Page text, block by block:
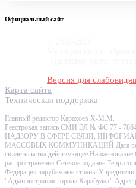
Официальный сайт
Версия для
Карта сайта
Техническая поддержка
Главный редактор Карахоев Х-М.М.
Реестровая запись СМИ ЭЛ № ФС 77 -
НАДЗОРУ В СФЕРЕ СВЯЗИ,
МАССОВЫХ КОММУНИКАЦИЙ Дата
свидетельства действующее
распространения Сетевое издание
Федерация зарубежные страны
"Администрация города Карабулак"